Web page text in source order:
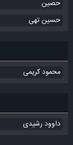
حصین
حسین تهی
محمود کریمی
داوود رشیدی